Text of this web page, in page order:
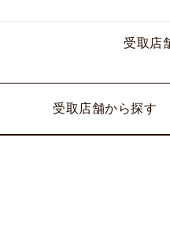
受取店
受取店舗から探す